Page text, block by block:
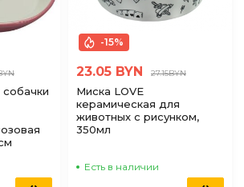
-15%
23.05 BYN 27.15BYN
Миска LOVE
керамическая для
животных с рисунком,
350мл
Есть в наличии